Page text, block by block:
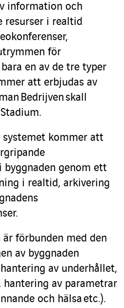
information och
resurser i realtid
för
en av de tre typer
att erbjudas av
Bedrijven skall
systemet kommer att
byggnaden genom ett
i realtid, arkivering
förbunden med den
av byggnaden
av underhållet,
hantering av parametrar
och hälsa etc.).